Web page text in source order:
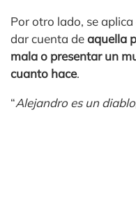
Por otro lado, se
dar cuenta deaquella
mala o presentar un
cuanto hace.
“Alejandro es un